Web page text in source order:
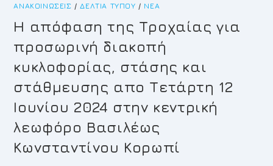
ΙΔΡΥΣΗΣ
ΚΟΡΩΠΙΟΥ
ΣΑΒΒΑΤΟ
ΙΟΥΝΙΟΥ
2024
ΘΕΡΙΝΟΣ
ΚΙΝΗΜΑΤΟΓΡΑΦΟΣ
ΑΝΑΚΟΙΝΏΣΕΙΣ /ΔΕΛΤΊΑ ΤΎΠΟΥ / ΝΈΑ
H απόφαση της Τροχαίας για
προσωρινή διακοπή
κυκλοφορίας, στάσης και
στάθμευσης απο Τετάρτη 12
Ιουνίου 2024 στην κεντρική
λεωφόρο Βασιλέως
Κωνσταντίνου Κορωπί